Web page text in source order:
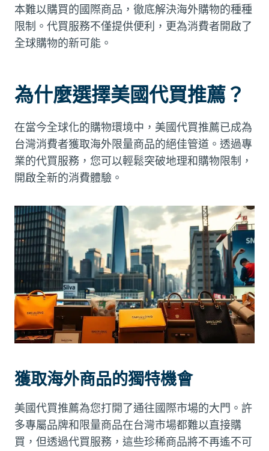
本難以購買的國際商品，徹底解決海外購物的種種
限制。代買服務不僅提供便利，更為消費者開啟了
全球購物的新可能。
為什麼選擇美國代買推薦？
在當今全球化的購物環境中，美國代買推薦已成為
台灣消費者獲取海外限量商品的絕佳管道。透過專
業的代買服務，您可以輕鬆突破地理和購物限制，
開啟全新的消費體驗。
獲取海外商品的獨特機會
美國代買推薦為您打開了通往國際市場的大門。許
多專屬品牌和限量商品在台灣市場都難以直接購
買，但透過代買服務，這些珍稀商品將不再遙不可